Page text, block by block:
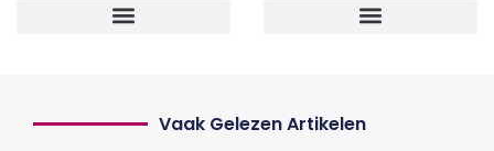
Vaak Gelezen Artikelen